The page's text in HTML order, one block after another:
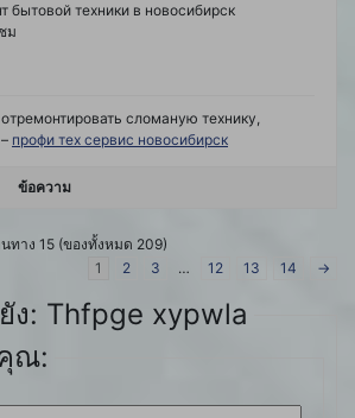
бытовой техники в новосибирск
ม
сломаную технику,
профи тех сервис новосибирск
ข้อความ
ทาง 15 (ของทั้งหมด 209)
1
2 3 … 12 13 14 →
ง: Thfpge xypwla
ณ: